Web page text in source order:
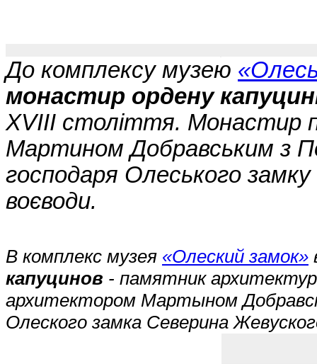
До комплексу музею
монастир ордену
XVIII століття. Монастир
Мартином Добравським з
господаря Олеського
воєводи.
В комплекс музея «Олеский замок»
капуцинов - памятник
архитектором Мартыном
Олеского замка Северина